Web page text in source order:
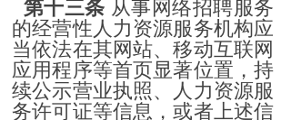
第十三条 从事网络招聘服务
的经营性人力资源服务机构应
当依法在其网站、移动互联网
应用程序等首页显著位置，持
续公示营业执照、人力资源服
务许可证等信息，或者上述信